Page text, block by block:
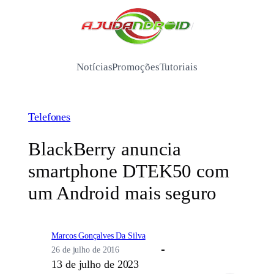
/
NotíciasPromoçõesTutoriais
Telefones
BlackBerry anuncia
smartphone DTEK50 com
um Android mais seguro
Marcos Gonçalves Da Silva
26 de julho de 2016
13 de julho de 2023